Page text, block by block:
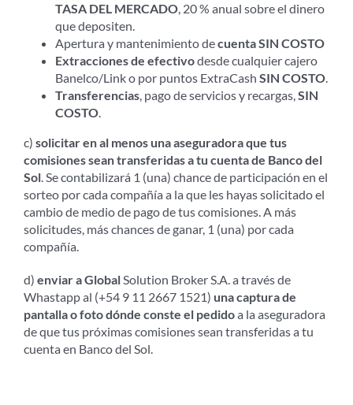
TASA DEL MERCADO, 20 % anual sobre el dinero
que depositen.
Apertura y mantenimiento decuenta SIN COSTO
Extracciones de efectivodesde cualquier cajero
Banelco/Link o por puntos ExtraCash SIN COSTO.
Transferencias, pago de servicios y recargas,SIN
COSTO.
c) solicitar en al menos una aseguradora que tus
comisiones sean transferidas a tu cuenta de Banco del
Sol. Se contabilizará 1 (una) chance de participación en el
sorteo por cada compañía a la que les hayas solicitado el
cambio de medio de pago de tus comisiones. A más
solicitudes, más chances de ganar, 1 (una) por cada
compañía.
d) enviar a GlobalSolution Broker S.A. a través de
Whastapp al (+54 9 11 2667 1521) una captura de
pantalla o foto dónde conste el pedidoa la aseguradora
de que tus próximas comisiones sean transferidas a tu
cuenta en Banco del Sol.